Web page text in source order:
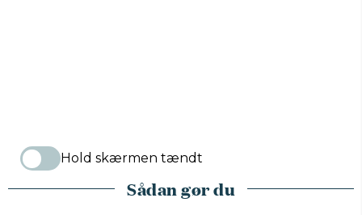
Hold skærmen tændt
Sådan gør du